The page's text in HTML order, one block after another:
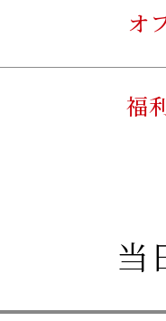
オ
福
当